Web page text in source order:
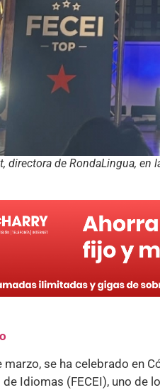
directora de RondaLingua, en
marzo, se ha celebrado en
de Idiomas (FECEI), uno de